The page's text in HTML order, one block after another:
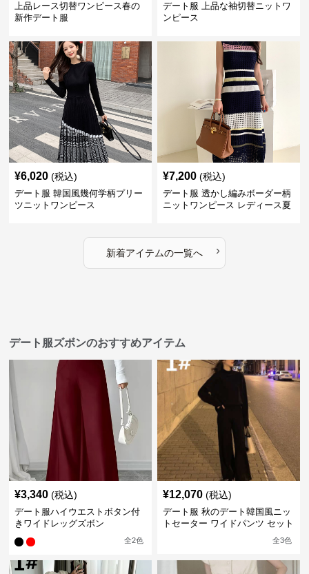
上品レース切替ワンピース春の
新作デート服
デート服 上品な袖切替ニットワ
ンピース
¥6,020 (税込)
デート服 韓国風幾何学柄プリー
ツニットワンピース
¥7,200 (税込)
デート服 透かし編みボーダー柄
ニットワンピース レディース夏
新着アイテムの一覧へ ›
デート服ズボンのおすすめアイテム
¥3,340 (税込)
デート服ハイウエストボタン付
きワイドレッグズボン
全2色
¥12,070 (税込)
デート服 秋のデート韓国風ニッ
トセーター ワイドパンツ セット
全3色